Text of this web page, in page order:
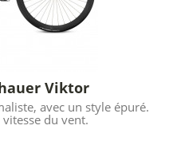
Viktor
avec un style épuré.
du vent.